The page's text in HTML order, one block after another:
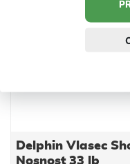
Delphin Vlasec
Nosnost 33 lb